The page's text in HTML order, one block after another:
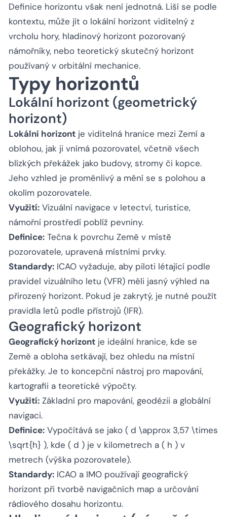
Definice horizontu však není jednotná. Liší se podle
kontextu, může jít o lokální horizont viditelný z
vrcholu hory, hladinový horizont pozorovaný
námořníky, nebo teoretický skutečný horizont
používaný v orbitální mechanice.
Typy horizontů
Lokální horizont (geometrický
horizont)
Lokální horizont je viditelná hranice mezi Zemí a
oblohou, jak ji vnímá pozorovatel, včetně všech
blízkých překážek jako budovy, stromy či kopce.
Jeho vzhled je proměnlivý a mění se s polohou a
okolím pozorovatele.
Využití: Vizuální navigace v letectví, turistice,
námořní prostředí poblíž pevniny.
Definice: Tečna k povrchu Země v místě
pozorovatele, upravená místními prvky.
Standardy: ICAO vyžaduje, aby piloti létající podle
pravidel vizuálního letu (VFR) měli jasný výhled na
přirozený horizont. Pokud je zakrytý, je nutné použít
pravidla letů podle přístrojů (IFR).
Geografický horizont
Geografický horizont je ideální hranice, kde se
Země a obloha setkávají, bez ohledu na místní
překážky. Je to koncepční nástroj pro mapování,
kartografii a teoretické výpočty.
Využití: Základní pro mapování, geodézii a globální
navigaci.
Definice: Vypočítává se jako ( d \approx 3,57 \times
\sqrt{h} ), kde ( d ) je v kilometrech a ( h ) v
metrech (výška pozorovatele).
Standardy: ICAO a IMO používají geografický
horizont při tvorbě navigačních map a určování
rádiového dosahu horizontu.